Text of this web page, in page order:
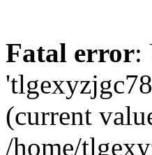
Fatal error:
(current
/home/